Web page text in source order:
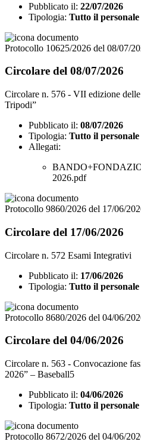
Pubblicato il: 22/07/2026
Tipologia: Tutto il personale
Protocollo 10625/2026 del 08/07/
Circolare del 08/07/2026
Circolare n. 576 - VII edizione
Tripodi”
Pubblicato il: 08/07/2026
Tipologia: Tutto il personale
Allegati:
2026.pdf
Protocollo 9860/2026 del 17/06/
Circolare del 17/06/2026
Circolare n. 572 Esami Integrativi
Pubblicato il: 17/06/2026
Tipologia: Tutto il personale
Protocollo 8680/2026 del 04/06/
Circolare del 04/06/2026
Circolare n. 563 - Convocazione
2026” – Baseball5
Pubblicato il: 04/06/2026
Tipologia: Tutto il personale
Protocollo 8672/2026 del 04/06/